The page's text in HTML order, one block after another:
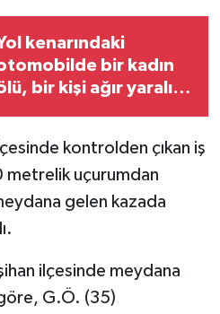
kenarındaki
bir kadın
bir kişi ağır yaralı
kontrolden çıkan iş
metrelik uçurumdan
gelen kazada
ilçesinde meydana
G.Ö. (35)